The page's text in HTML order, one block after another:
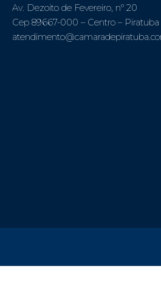
Av. Dezoito de Fevereiro, nº 20
Cep 89667-000 – Centro – Piratuba